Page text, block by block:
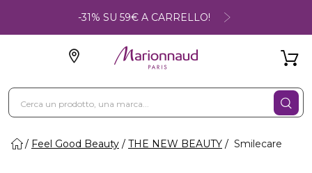
-31% SU 59€ A CARRELLO!
Feel Good Beauty THE NEW BEAUTY Smilecare